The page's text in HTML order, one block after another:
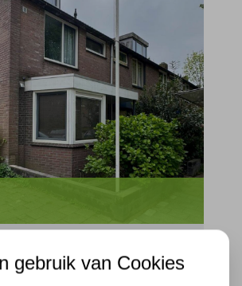
Zuilenstraat
gebruik van Cookies